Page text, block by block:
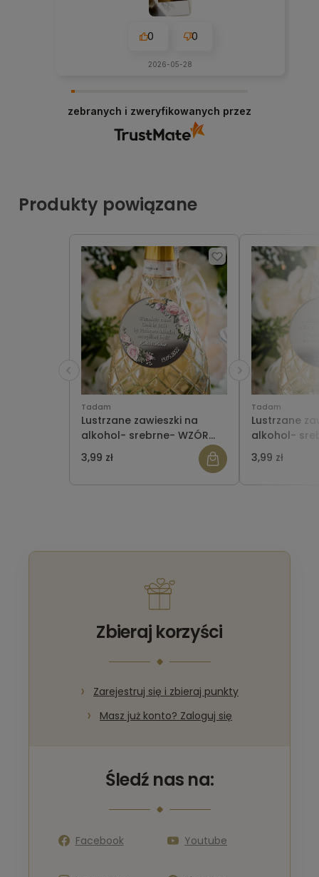
0 0
2026-05-28
zebranych i zweryfikowanych przez
Produkty powiązane
Tadam
Lustrzane zawieszki na
alkohol- srebrne- WZÓR
137
3,99 zł
Tadam
Lustrzane
alkohol-
"SIMPLE 2"
3,99 zł
Zbieraj korzyści
Zarejestruj się i zbieraj punkty
Masz już konto? Zaloguj się
Śledź nas na:
Facebook Youtube